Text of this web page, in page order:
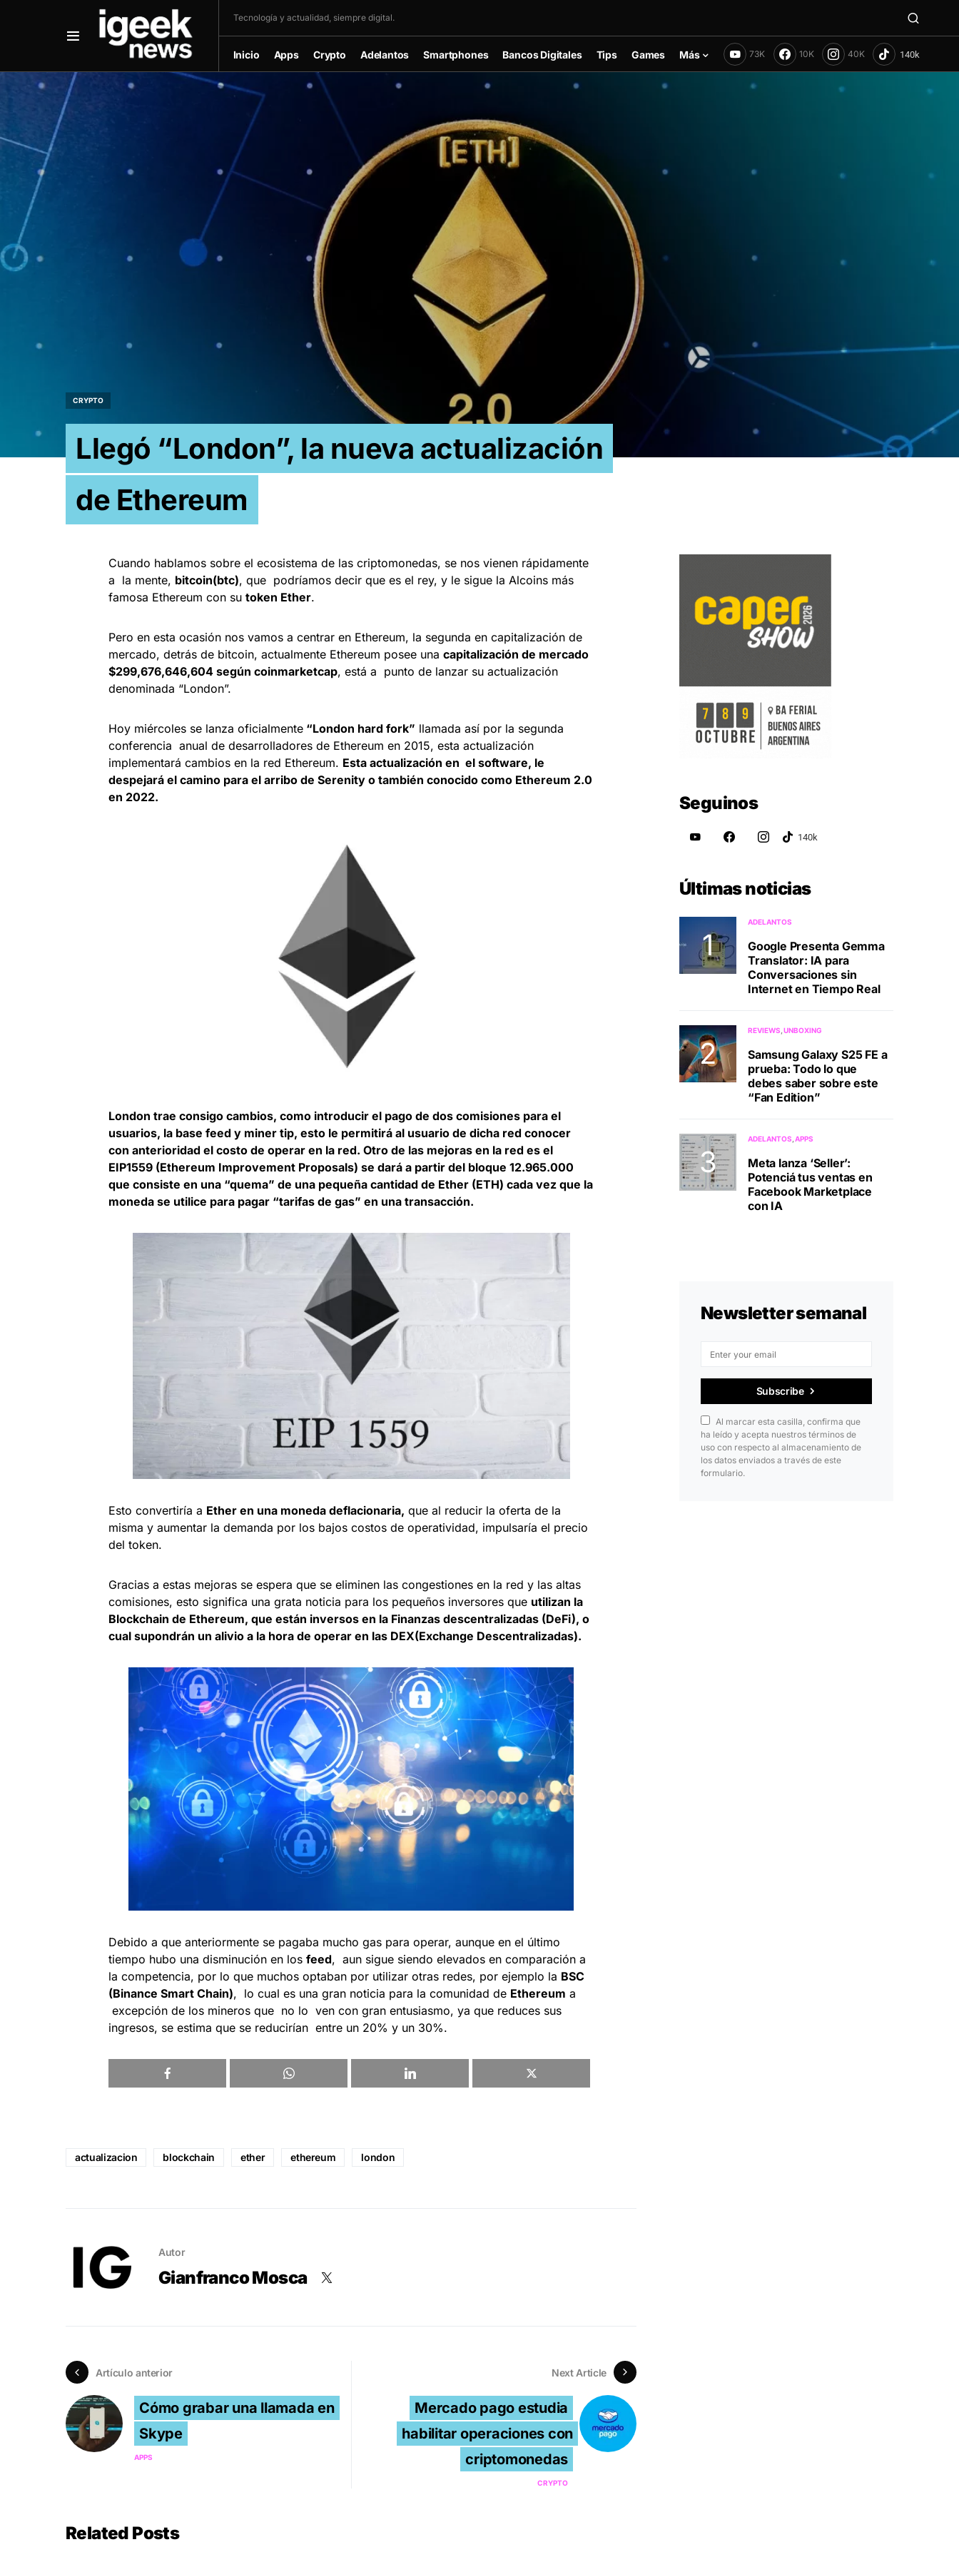
Tecnología y actualidad, siempre digital.
Inicio Apps Crypto Adelantos Smartphones Bancos Digitales Tips Games Más 73K 10K 40K
CRYPTO
Llegó “London”, la nueva actualización
de Ethereum
Cuando hablamos sobre el ecosistema de las criptomonedas, se nos vienen rápidamente
a la mente, bitcoin(btc), que podríamos decir que es el rey, y le sigue la Alcoins más
famosa Ethereum con su token Ether.
Pero en esta ocasión nos vamos a centrar en Ethereum, la segunda en capitalización de
mercado, detrás de bitcoin, actualmente Ethereum posee una capitalización de mercado
$299,676,646,604 según coinmarketcap, está a punto de lanzar su actualización
denominada “London”.
Hoy miércoles se lanza oficialmente “London hard fork” llamada así por la segunda
conferencia anual de desarrolladores de Ethereum en 2015, esta actualización
implementará cambios en la red Ethereum. Esta actualización en el software, le
despejará el camino para el arribo de Serenity o también conocido como Ethereum 2.0
en 2022.
London trae consigo cambios, como introducir el pago de dos comisiones para el
usuarios, la base feed y miner tip, esto le permitirá al usuario de dicha red conocer
con anterioridad el costo de operar en la red. Otro de las mejoras en la red es el
EIP1559 (Ethereum Improvement Proposals) se dará a partir del bloque 12.965.000
que consiste en una “quema” de una pequeña cantidad de Ether (ETH) cada vez que la
moneda se utilice para pagar “tarifas de gas” en una transacción.
Esto convertiría a Ether en una moneda deflacionaria, que al reducir la oferta de la
misma y aumentar la demanda por los bajos costos de operatividad, impulsaría el precio
del token.
Gracias a estas mejoras se espera que se eliminen las congestiones en la red y las altas
comisiones, esto significa una grata noticia para los pequeños inversores que utilizan la
Blockchain de Ethereum, que están inversos en la Finanzas descentralizadas (DeFi), o
cual supondrán un alivio a la hora de operar en las DEX(Exchange Descentralizadas).
Debido a que anteriormente se pagaba mucho gas para operar, aunque en el último
tiempo hubo una disminución en los feed, aun sigue siendo elevados en comparación a
la competencia, por lo que muchos optaban por utilizar otras redes, por ejemplo la BSC
(Binance Smart Chain), lo cual es una gran noticia para la comunidad de Ethereum a
excepción de los mineros que no lo ven con gran entusiasmo, ya que reduces sus
ingresos, se estima que se reducirían entre un 20% y un 30%.
actualizacion blockchain ether ethereum london
Autor
Gianfranco Mosca
Artículo anterior
Cómo grabar una llamada en
Skype
APPS
Next Article
Mercado pago estudia
habilitar operaciones con
criptomonedas
CRYPTO
Seguinos
Últimas noticias
ADELANTOS
Google Presenta Gemma
Translator: IA para
Conversaciones sin
Internet en Tiempo Real
REVIEWS UNBOXING
Samsung Galaxy S25 FE a
prueba: Todo lo que
debes saber sobre este
“Fan Edition”
ADELANTOS APPS
Meta lanza ‘Seller’:
Potenciá tus ventas en
Facebook Marketplace
con IA
Newsletter semanal
Subscribe
Al marcar esta casilla, confirma que
ha leído y acepta nuestros términos de
uso con respecto al almacenamiento de
los datos enviados a través de este
formulario.
Related Posts